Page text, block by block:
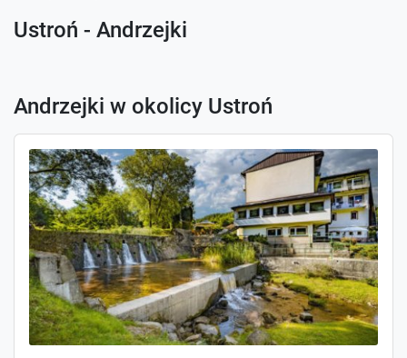
Ustroń - Andrzejki
Andrzejki w okolicy Ustroń